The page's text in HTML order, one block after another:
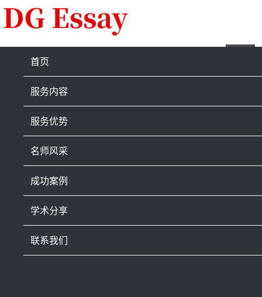
首页
服务内容
服务优势
名师风采
成功案例
学术分享
联系我们
2025年6月客户反馈